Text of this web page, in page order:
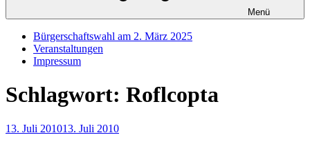
Menü
Bürgerschaftswahl am 2. März 2025
Veranstaltungen
Impressum
Schlagwort: Roflcopta
Veröffentlicht
13. Juli 201013. Juli 2010